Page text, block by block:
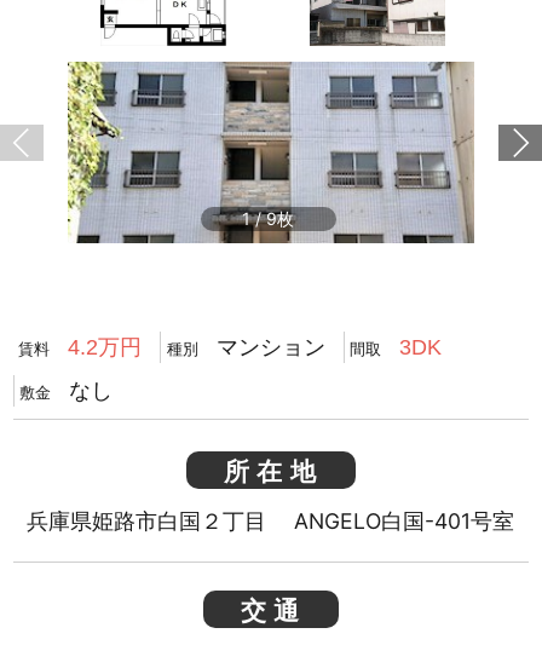
1/9
賃料 4.2万円 種別 マンション 間取 3DK
敷金 なし
所在地
兵庫県姫路市白国２丁目 ANGELO白国-401号室
交通